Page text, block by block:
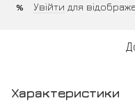
% Увійти для
Характеристики